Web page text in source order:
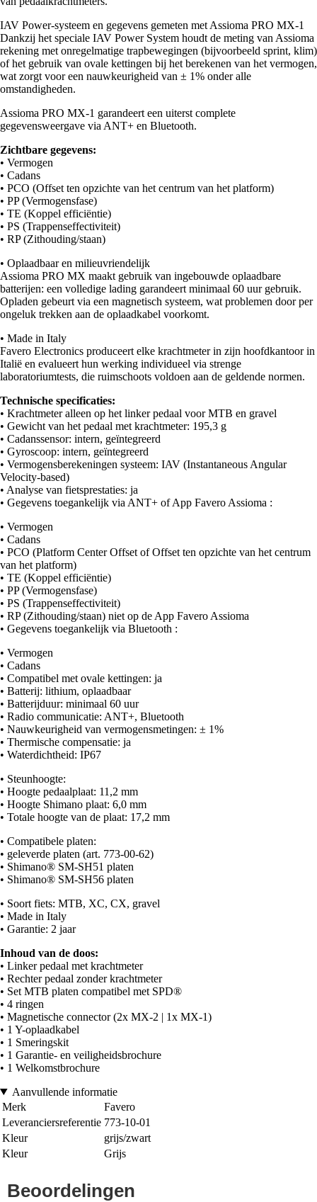
IAV Power-systeem en gegevens gemeten met Assioma PRO MX-1
Dankzij het speciale IAV Power System houdt de meting van Assioma
rekening met onregelmatige trapbewegingen (bijvoorbeeld sprint, klim)
of het gebruik van ovale kettingen bij het berekenen van het vermogen,
wat zorgt voor een nauwkeurigheid van ± 1% onder alle
omstandigheden.
Assioma PRO MX-1 garandeert een uiterst complete
gegevensweergave via ANT+ en Bluetooth.
Zichtbare gegevens:
• Vermogen
• Cadans
• PCO (Offset ten opzichte van het centrum van het platform)
• PP (Vermogensfase)
• TE (Koppel efficiëntie)
• PS (Trappenseffectiviteit)
• RP (Zithouding/staan)
• Oplaadbaar en milieuvriendelijk
Assioma PRO MX maakt gebruik van ingebouwde oplaadbare
batterijen: een volledige lading garandeert minimaal 60 uur gebruik.
Opladen gebeurt via een magnetisch systeem, wat problemen door per
ongeluk trekken aan de oplaadkabel voorkomt.
• Made in Italy
Favero Electronics produceert elke krachtmeter in zijn hoofdkantoor in
Italië en evalueert hun werking individueel via strenge
laboratoriumtests, die ruimschoots voldoen aan de geldende normen.
Technische specificaties:
• Krachtmeter alleen op het linker pedaal voor MTB en gravel
• Gewicht van het pedaal met krachtmeter: 195,3 g
• Cadanssensor: intern, geïntegreerd
• Gyroscoop: intern, geïntegreerd
• Vermogensberekeningen systeem: IAV (Instantaneous Angular
Velocity-based)
• Analyse van fietsprestaties: ja
• Gegevens toegankelijk via ANT+ of App Favero Assioma :
• Vermogen
• Cadans
• PCO (Platform Center Offset of Offset ten opzichte van het centrum
van het platform)
• TE (Koppel efficiëntie)
• PP (Vermogensfase)
• PS (Trappenseffectiviteit)
• RP (Zithouding/staan) niet op de App Favero Assioma
• Gegevens toegankelijk via Bluetooth :
• Vermogen
• Cadans
• Compatibel met ovale kettingen: ja
• Batterij: lithium, oplaadbaar
• Batterijduur: minimaal 60 uur
• Radio communicatie: ANT+, Bluetooth
• Nauwkeurigheid van vermogensmetingen: ± 1%
• Thermische compensatie: ja
• Waterdichtheid: IP67
• Steunhoogte:
• Hoogte pedaalplaat: 11,2 mm
• Hoogte Shimano plaat: 6,0 mm
• Totale hoogte van de plaat: 17,2 mm
• Compatibele platen:
• geleverde platen (art. 773-00-62)
• Shimano® SM-SH51 platen
• Shimano® SM-SH56 platen
• Soort fiets: MTB, XC, CX, gravel
• Made in Italy
• Garantie: 2 jaar
Inhoud van de doos:
• Linker pedaal met krachtmeter
• Rechter pedaal zonder krachtmeter
• Set MTB platen compatibel met SPD®
• 4 ringen
• Magnetische connector (2x MX-2 | 1x MX-1)
• 1 Y-oplaadkabel
• 1 Smeringskit
• 1 Garantie- en veiligheidsbrochure
• 1 Welkomstbrochure
Aanvullende informatie
Merk
Favero
Leveranciersreferentie 773-10-01
Kleur
grijs/zwart
Kleur
Grijs